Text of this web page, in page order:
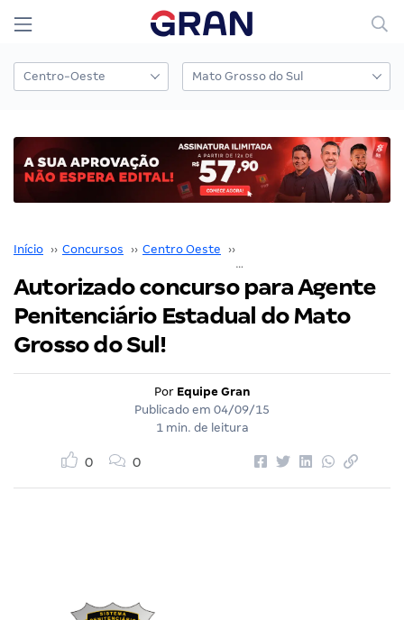
Início ›› Concursos ›› Centro Oeste ››
Autorizado concurso para Agente
Penitenciário Estadual do Mato
Grosso do Sul!
Por Equipe Gran
Publicado em 04/09/15
1 min. de leitura
0 0